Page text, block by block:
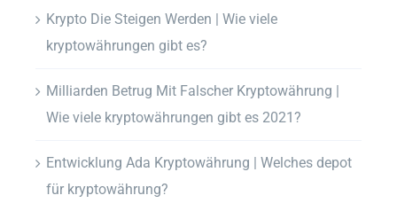
Krypto Die Steigen Werden | Wie viele
kryptowährungen gibt es?
Milliarden Betrug Mit Falscher Kryptowährung |
Wie viele kryptowährungen gibt es 2021?
Entwicklung Ada Kryptowährung | Welches depot
für kryptowährung?